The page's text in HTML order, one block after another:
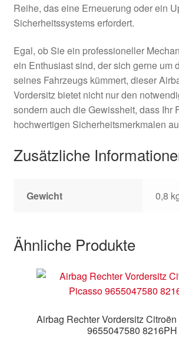
Reihe, das eine Erneuerung oder ein
Sicherheitssystems erfordert.
Egal, ob Sie ein professioneller
ein Enthusiast sind, der sich gerne um
seines Fahrzeugs kümmert, dieser
Vordersitz bietet nicht nur den
sondern auch die Gewissheit, dass Ihr
hochwertigen Sicherheitsmerkmalen
Zusätzliche
Gewicht 0,8
Ähnliche Produkte
Airbag Rechter Vordersitz
9655047580 8216PH